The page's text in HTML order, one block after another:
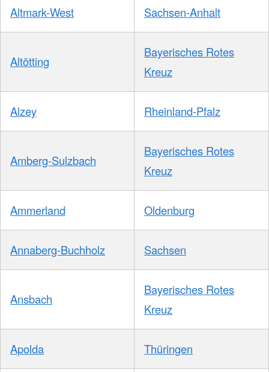
Altmark-West Sachsen-Anhalt
Altötting
Bayerisches Rotes
Kreuz
Alzey Rheinland-Pfalz
Amberg-Sulzbach
Bayerisches Rotes
Kreuz
Ammerland Oldenburg
Annaberg-Buchholz Sachsen
Ansbach
Bayerisches Rotes
Kreuz
Apolda Thüringen